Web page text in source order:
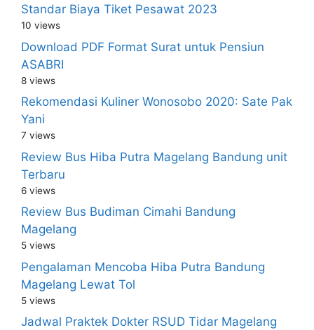
Standar Biaya Tiket Pesawat 2023
10 views
Download PDF Format Surat untuk Pensiun
ASABRI
8 views
Rekomendasi Kuliner Wonosobo 2020: Sate Pak
Yani
7 views
Review Bus Hiba Putra Magelang Bandung unit
Terbaru
6 views
Review Bus Budiman Cimahi Bandung
Magelang
5 views
Pengalaman Mencoba Hiba Putra Bandung
Magelang Lewat Tol
5 views
Jadwal Praktek Dokter RSUD Tidar Magelang